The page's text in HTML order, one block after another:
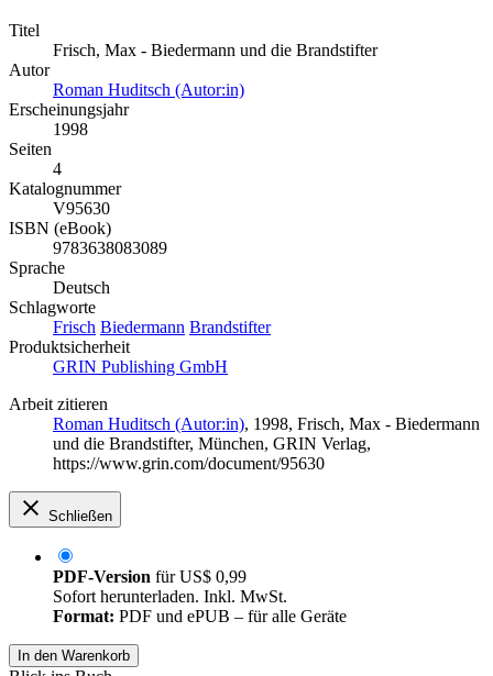
Titel
Frisch, Max - Biedermann und die Brandstifter
Autor
Roman Huditsch (Autor:in)
Erscheinungsjahr
1998
Seiten
4
Katalognummer
V95630
ISBN (eBook)
9783638083089
Sprache
Deutsch
Schlagworte
Frisch Biedermann Brandstifter
Produktsicherheit
GRIN Publishing GmbH
Arbeit zitieren
Roman Huditsch (Autor:in), 1998, Frisch, Max - Biedermann
und die Brandstifter, München, GRIN Verlag,
https://www.grin.com/document/95630
Schließen
PDF-Version fürUS$ 0,99
Sofort herunterladen. Inkl. MwSt.
Format: PDF und ePUB – für alle Geräte
In den Warenkorb